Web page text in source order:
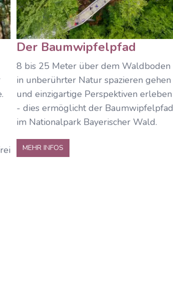
Der Baumwipfelpfad
8 bis 25 Meter über dem Waldboden
in unberührter Natur spazieren gehen
und einzigartige Perspektiven erleben
- dies ermöglicht der Baumwipfelpfad
im Nationalpark Bayerischer Wald.
MEHR INFOS